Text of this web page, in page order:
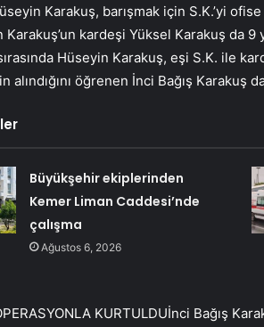
Karakuş, barışmak için S.K.’yi ofise
kardeşi Yüksel Karakuş da 9
Hüseyin Karakuş, eşi S.K. ile
alındığını öğrenen İnci Bağış Karakuş
Büyükşehir ekiplerinden
Kemer Liman Caddesi’nde
çalışma
Ağustos 6, 2026
KURTULDUİnci Bağış